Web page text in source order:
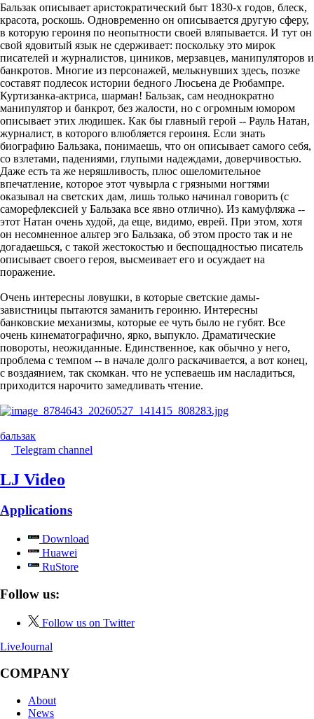
Бальзак описывает аристократический быт 1830-х годов, блеск,
красота, роскошь. Одновременно он описывается другую сферу,
в которую героиня по неопытности своей вляпывается. И тут он
свой ядовитый язык не сдерживает: поскольку это мирок
писателей и журналистов, циников, мерзавцев, манипуляторов и
банкротов. Многие из персонажей, мелькнувших здесь, позже
составят подлесок истории бедного Люсьена де Рюбампре.
Куртизанка-актриса, шарман! Бальзак, сам неоднократно
манипулятор и банкрот, без жалости, но с огромным юмором
описывает этих людишек. Как бы главный герой -- Рауль Натан,
журналист, в которого влюбляется героиня. Если знать
биографию Бальзака, понимаешь, что он описывает самого себя,
со взлетами, падениями, глупыми надеждами, доверчивостью.
Даже есть та же неряшливость, плюс ошеломительное
впечатление, которое этот чувырла с грязными ногтями
оказывал на светских дам, лишь только начинал говорить (с
саморефлексией у Бальзака все явно отлично). Из камуфляжа --
этот Натан очень худой, да еще, видимо, еврей. При этом, хотя
он несомненное альтер эго Бальзака, об этом просто так и не
догадаешься, с такой жестокостью и беспощадностью писатель
описывает своего героя, высмеивает его и осуждает на
поражение.
Очень интересны ловушки, в которые светские дамы-
завистницы пытаются заманить героиню. Интересны
банковские механизмы, которые ее чуть было не губят. Все
очень кинематографично, ярко, выпукло. Драматические
повороты, неожиданные. Единственное, как обычно у него,
проблема с темпом -- в начале долго раскачивается, а вот конец,
с воздаянием, так скомкан. что не успеваешь им насладиться,
приходится нарочито замедливать чтение.
бальзак
Telegram channel
LJ Video
Applications
Download
Huawei
RuStore
Follow us:
Follow us on Twitter
LiveJournal
COMPANY
About
News